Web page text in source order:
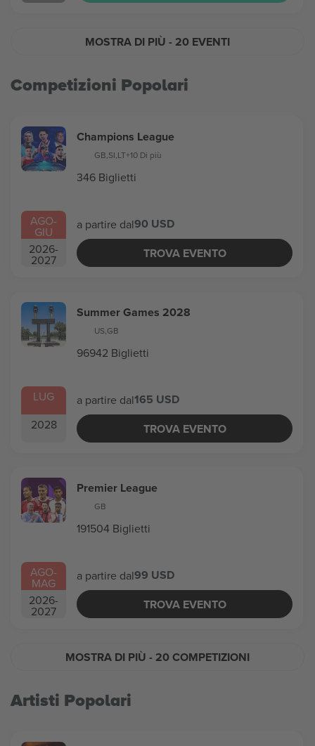
MOSTRA DI PIÙ - 20 EVENTI
Competizioni Popolari
AGO-
GIU
2026-
2027
Champions League
GB,SI,LT+10 Di più
346 Biglietti
a partire dal90 USD
TROVA EVENTO
LUG
2028
Summer Games 2028
US,GB
96942 Biglietti
a partire dal165 USD
TROVA EVENTO
AGO-
MAG
2026-
2027
Premier League
GB
191504 Biglietti
a partire dal99 USD
TROVA EVENTO
MOSTRA DI PIÙ - 20 COMPETIZIONI
Artisti Popolari